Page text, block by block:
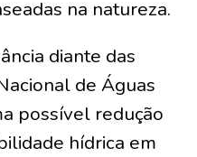
na natureza.
diante das
de Águas
possível redução
hídrica em